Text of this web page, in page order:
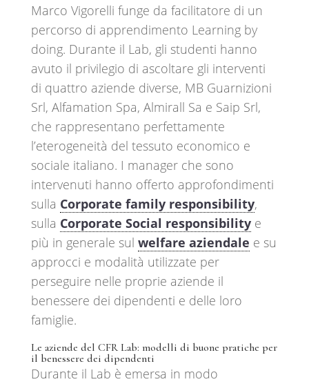
Marco Vigorelli funge da facilitatore di un
percorso di apprendimento Learning by
doing. Durante il Lab, gli studenti hanno
avuto il privilegio di ascoltare gli interventi
di quattro aziende diverse, MB Guarnizioni
Srl, Alfamation Spa, Almirall Sa e Saip Srl,
che rappresentano perfettamente
l’eterogeneità del tessuto economico e
sociale italiano. I manager che sono
intervenuti hanno offerto approfondimenti
sulla Corporate family responsibility,
sulla Corporate Social responsibilitye
più in generale sul welfare aziendale e su
approcci e modalità utilizzate per
perseguire nelle proprie aziende il
benessere dei dipendenti e delle loro
famiglie.
Le aziende del CFR Lab: modelli di buone pratiche per
il benessere dei dipendenti
Durante il Lab è emersa in modo